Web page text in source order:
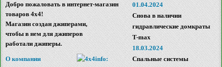
Добро пожаловать в интернет-магазин
товаров 4x4!
Магазин создан джиперами,
чтобы в нем для джиперов
работали джиперы.
О компании
01.04.2024
Снова в наличии
гидравлические домкраты
T-max
18.03.2024
Спальные системы